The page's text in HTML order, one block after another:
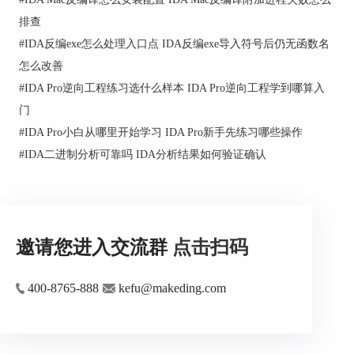
③x86（部分工业控制主机）
④PowerPC（一些老旧嵌入式设备）
判断方式包括Binwalk扫描、Entropy分析、头部
Magic匹配、厂商资料查找等。
2.用IDA导入固件并配置参数
①由于固件往往是裸数据，IDAPro无法识别文件格
式，此时需要手动设置架构（ProcessorType）和起
②加载后，启用“ManualLoad”，并使用IDA
的“EditSegment”功能手动划分代码段、数据段等。
排查
#IDA反编exe怎么处理入口点 IDA反编exe导入符号后仍无函数名
怎么改善
#IDA Pro逆向工程练习选什么样本 IDA Pro逆向工程学到哪算入
门
#IDA Pro小白从哪里开始学习 IDA Pro新手先练习哪些操作
#IDA二进制分析可靠吗 IDA分析结果如何验证确认
邀请您进入交流群 点击扫码
400-8765-888 kefu@makeding.com